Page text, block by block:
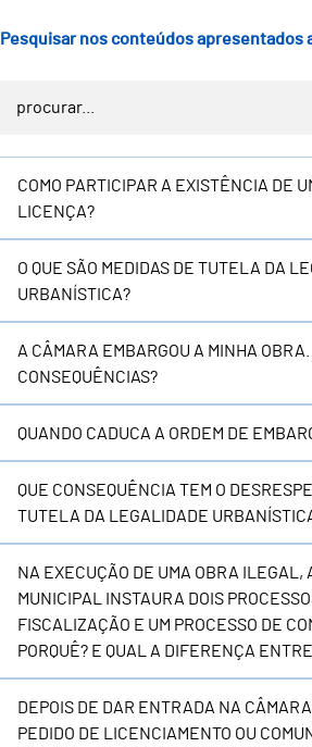
Pesquisar nos conteúdos apresentados
COMO PARTICIPAR A EXISTÊNCIA DE
LICENÇA?
O QUE SÃO MEDIDAS DE TUTELA DA
URBANÍSTICA?
A CÂMARA EMBARGOU A MINHA OBRA.
CONSEQUÊNCIAS?
QUANDO CADUCA A ORDEM DE
QUE CONSEQUÊNCIA TEM O
TUTELA DA LEGALIDADE
NA EXECUÇÃO DE UMA OBRA ILEGAL,
MUNICIPAL INSTAURA DOIS
FISCALIZAÇÃO E UM PROCESSO DE
PORQUÊ? E QUAL A DIFERENÇA
DEPOIS DE DAR ENTRADA NA
PEDIDO DE LICENCIAMENTO OU